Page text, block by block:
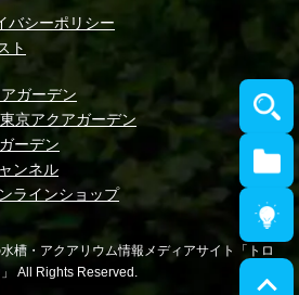
バシーポリシー
ト
ガーデン
京アクアガーデン
ーデン
ンネル
ラインショップ
槽・アクアリウム情報メディアサイト「トロ
All Rights Reserved.